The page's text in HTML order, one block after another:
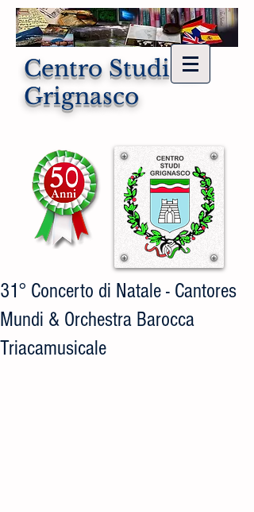
Centro Studi di
Grignasco
31° Concerto di Natale - Cantores
Mundi & Orchestra Barocca
Triacamusicale